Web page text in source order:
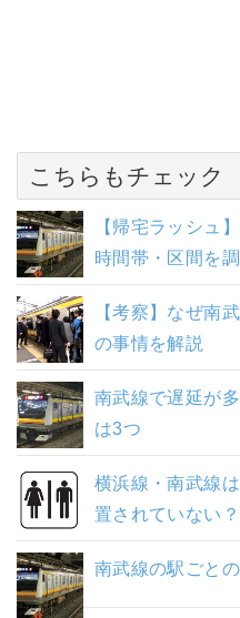
こちらもチェック
【帰宅ラッシュ
時間帯・区間を
【考察】なぜ南
の事情を解説
南武線で遅延が
は3つ
横浜線・南武線
置されていない？
南武線の駅ごと